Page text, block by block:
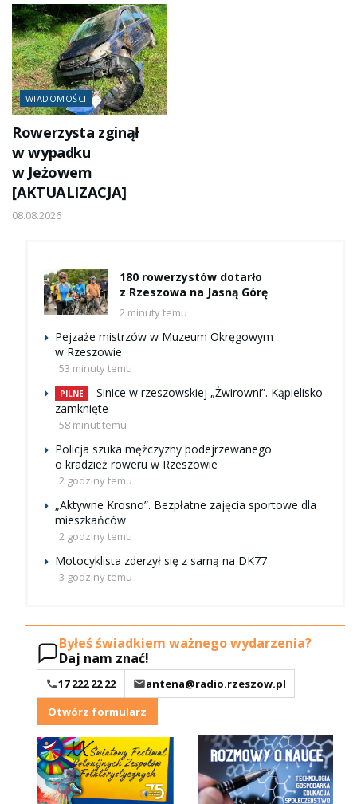
WIADOMOŚCI
Rowerzysta zginął
w wypadku
w Jeżowem
[AKTUALIZACJA]
08.08.2026
180 rowerzystów dotarło
z Rzeszowa na Jasną Górę
2 minuty temu
Pejzaże mistrzów w Muzeum Okręgowym
w Rzeszowie
53 minuty temu
PILNE
Sinice w rzeszowskiej „Żwirowni”. Kąpielisko
zamknięte
58 minut temu
Policja szuka mężczyzny podejrzewanego
o kradzież roweru w Rzeszowie
2 godziny temu
„Aktywne Krosno”. Bezpłatne zajęcia sportowe dla
mieszkańców
2 godziny temu
Motocyklista zderzył się z sarną na DK77
3 godziny temu
Byłeś świadkiem ważnego wydarzenia?
Daj nam znać!
17 222 22 22
antena@radio.rzeszow.pl
Otwórz formularz